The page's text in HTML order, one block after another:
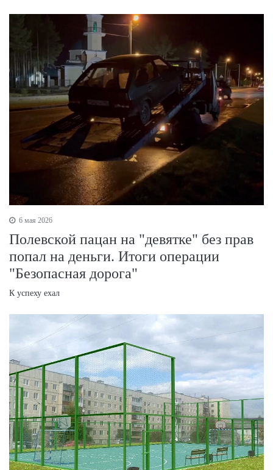
6 мая 2026
Полевской пацан на "девятке" без прав
попал на деньги. Итоги операции
"Безопасная дорога"
К успеху ехал